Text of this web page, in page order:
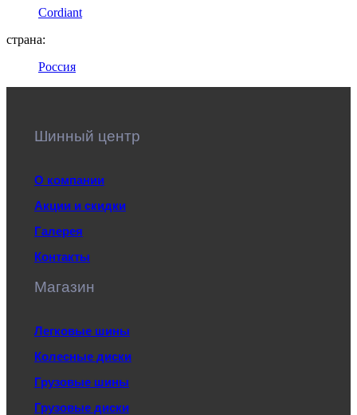
Cordiant
страна:
Россия
Шинный центр
О компании
Акции и скидки
Галерея
Контакты
Магазин
Легковые шины
Колесные диски
Грузовые шины
Грузовые диски